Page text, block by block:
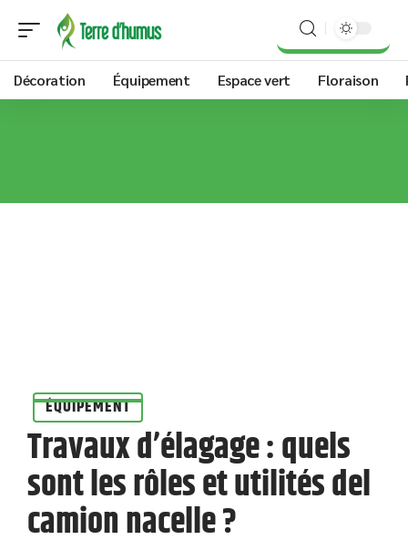
Décoration Équipement Espace vert Floraison
ÉQUIPEMENT
Travaux d’élagage : quels
sont les rôles et utilités del
camion nacelle ?